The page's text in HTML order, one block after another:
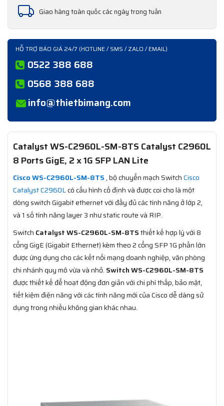
Giao hàng toàn quốc các ngày trong tuần
HỖ TRỢ BÁO GIÁ 24/7 (HOTLINE / SMS / ZALO / EMAIL)
0522 388 688
0568 388 688
info@thietbimang.com
Catalyst WS-C2960L-SM-8TS Catalyst C2960L
8 Ports GigE, 2 x 1G SFP LAN Lite
Cisco WS-C2960L-SM-8TS, bộ chuyển mạch SwitchCisco
Catalyst C2960Lcó cấu hình cố định và được coi cho là một
dòng switch Gigabit ethernet với đầy đủ các tính năng ở lớp 2,
và 1 số tính năng layer 3 như static route và RIP.
Switch Catalyst WS-C2960L-SM-8TSthiết kế hợp lý với 8
cổng GigE (Gigabit Ethernet) kèm theo 2 cổng SFP 1G phần lớn
được ứng dụng cho các kết nối mạng doanh nghiệp, văn phòng
chi nhánh quy mô vừa và nhỏ. Switch WS-C2960L-SM-8TS
được thiết kế để hoạt động đơn giản với chi phí thấp, bảo mật,
tiết kiệm điện năng với các tính năng mới của Cisco dễ dàng sử
dụng trong nhiều không gian khác nhau.